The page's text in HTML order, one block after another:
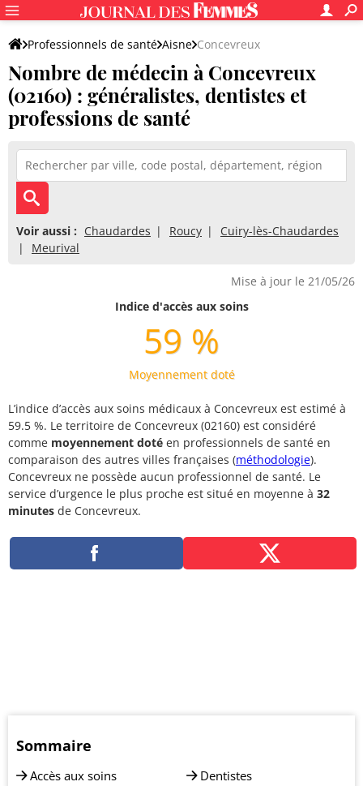
Professionnels de santé Aisne Concevreux
Nombre de médecin à Concevreux
(02160) : généralistes, dentistes et
professions de santé
Voir aussi : Chaudardes Roucy
Cuiry-lès-Chaudardes
Meurival
Mise à jour le 21/05/26
Indice d'accès aux soins
59 %
Moyennement doté
L’indice d’accès aux soins médicaux à Concevreux est estimé à
59.5 %. Le territoire de Concevreux (02160) est considéré
comme moyennement doté en professionnels de santé en
comparaison des autres villes françaises (méthodologie).
Concevreux ne possède aucun professionnel de santé. Le
service d’urgence le plus proche est situé en moyenne à 32
minutes de Concevreux.
Sommaire
Accès aux soins
Dentistes